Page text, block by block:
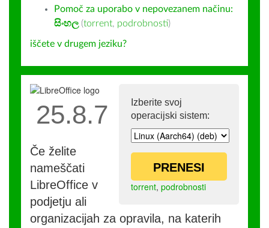
Pomoč za uporabo v nepovezanem načinu:
සිංහල (torrent, podrobnosti)
iščete v drugem jeziku?
Izberite svoj
operacijski sistem:
PRENESI
torrent, podrobnosti
25.8.7
Če želite
nameščati
LibreOffice v
podjetju ali
organizacijah za opravila, na katerih